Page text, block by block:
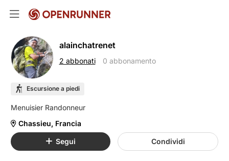
alainchatrenet
2 abbonati 0 abbonamento
Escursione a piedi
Chassieu, Francia
Segui Condividi